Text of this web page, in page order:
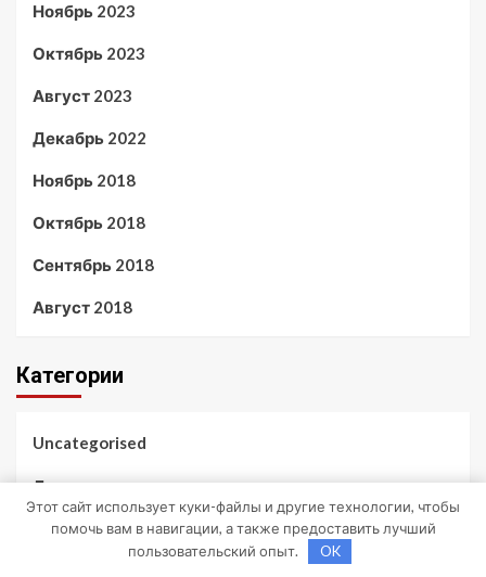
Ноябрь 2023
Октябрь 2023
Август 2023
Декабрь 2022
Ноябрь 2018
Октябрь 2018
Сентябрь 2018
Август 2018
Категории
Uncategorised
Диеты
Здоровье
Этот сайт использует куки-файлы и другие технологии, чтобы
помочь вам в навигации, а также предоставить лучший
пользовательский опыт.
OK